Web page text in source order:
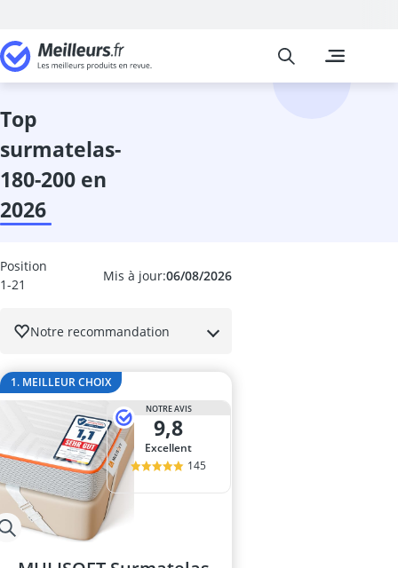
Cuisine et
Abattant wc
Meilleurs
top
surmatelas-
180-200 en
2026
Mis à jour:06/08/2026
Position
1-21
Notre recommandation
1. MEILLEUR CHOIX
NOTRE AVIS
9,8
Excellent
145